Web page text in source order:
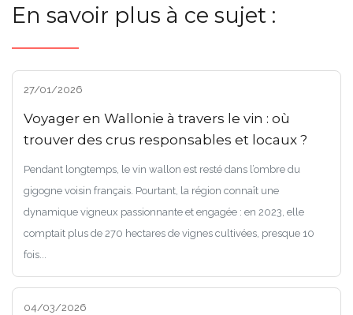
En savoir plus à ce sujet :
27/01/2026
Voyager en Wallonie à travers le vin : où
trouver des crus responsables et locaux ?
Pendant longtemps, le vin wallon est resté dans l’ombre du
gigogne voisin français. Pourtant, la région connaît une
dynamique vigneux passionnante et engagée : en 2023, elle
comptait plus de 270 hectares de vignes cultivées, presque 10
fois...
04/03/2026